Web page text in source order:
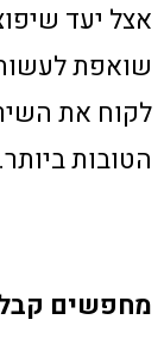
אצל יעד
שואפת
לקוח את
הטובות ביותר.
מחפשים